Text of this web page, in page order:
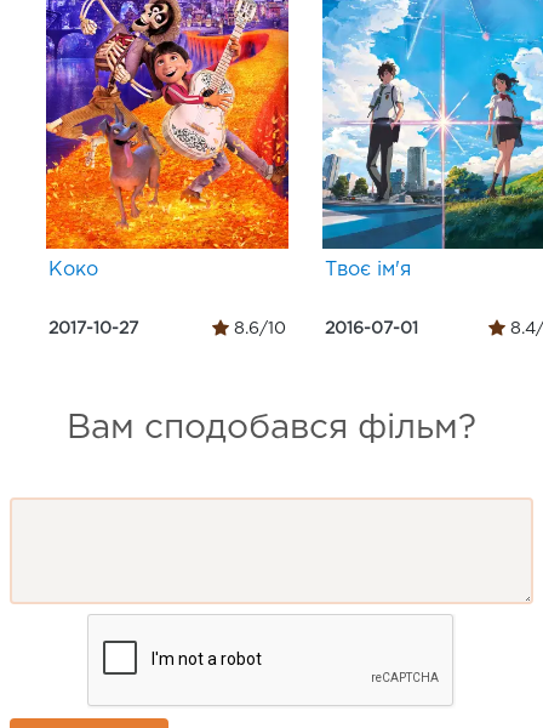
Коко
2017-10-27 8.6/10
Твоє ім'я
2016-07-01 8.4/
Вам сподобався фільм?